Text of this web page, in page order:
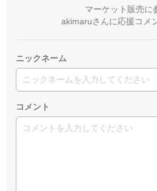
マーケット販売に
akimaruさんに応援コメ
ニックネーム
コメント